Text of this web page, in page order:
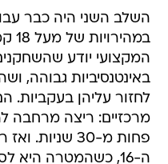
השלב השני היה כבר
המקצועי יודע
באינטנסיביות גבוהה,
לחזור עליהן בעקביות.
מרכזיים: ריצה מרחבה
פחות מ-30